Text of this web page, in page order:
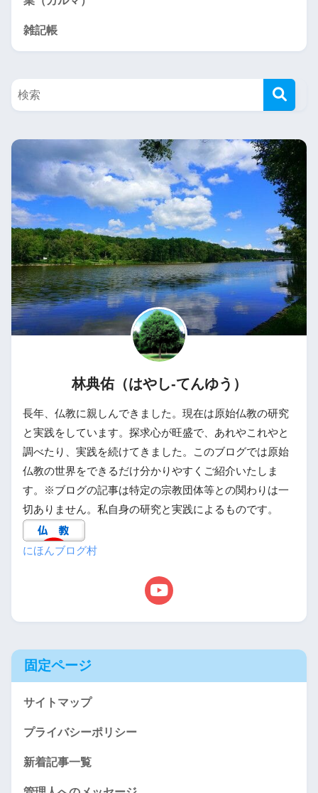
雑記帳
林典佑（はやし-てんゆう）
長年、仏教に親しんできました。現在は原始仏教の研究
と実践をしています。探求心が旺盛で、あれやこれやと
調べたり、実践を続けてきました。このブログでは原始
仏教の世界をできるだけ分かりやすくご紹介いたしま
す。※ブログの記事は特定の宗教団体等との関わりは一
切ありません。私自身の研究と実践によるものです。
にほんブログ村
固定ページ
サイトマップ
プライバシーポリシー
新着記事一覧